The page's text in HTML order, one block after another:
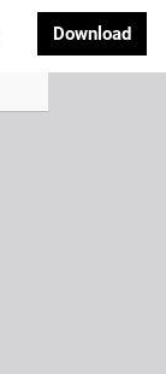
Download